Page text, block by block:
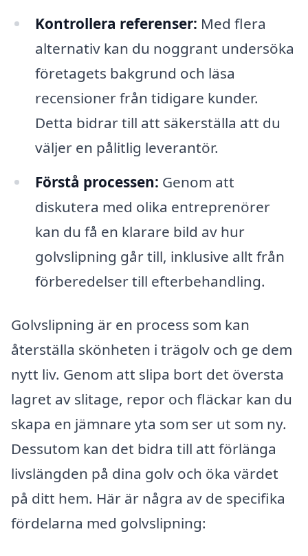
Kontrollera referenser: Med flera
alternativ kan du noggrant undersöka
företagets bakgrund och läsa
recensioner från tidigare kunder.
Detta bidrar till att säkerställa att du
väljer en pålitlig leverantör.
Förstå processen: Genom att
diskutera med olika entreprenörer
kan du få en klarare bild av hur
golvslipning går till, inklusive allt från
förberedelser till efterbehandling.
Golvslipning är en process som kan
återställa skönheten i trägolv och ge dem
nytt liv. Genom att slipa bort det översta
lagret av slitage, repor och fläckar kan du
skapa en jämnare yta som ser ut som ny.
Dessutom kan det bidra till att förlänga
livslängden på dina golv och öka värdet
på ditt hem. Här är några av de specifika
fördelarna med golvslipning: